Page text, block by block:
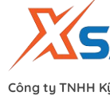
Công ty TNHH